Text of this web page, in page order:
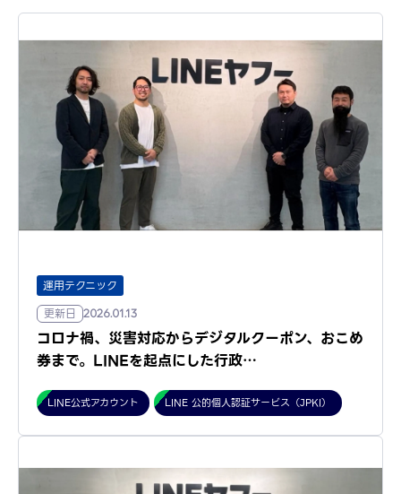
運用テクニック
更新日
2026.01.13
コロナ禍、災害対応からデジタルクーポン、おこめ
券まで。LINEを起点にした行政…
LINE公式アカウント LINE 公的個人認証サービス（JPKI）